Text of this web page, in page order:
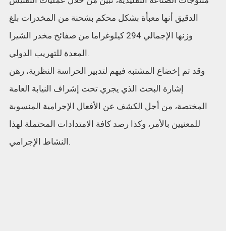
الدقيق أنها معبأة بشكل محكم بشحنة من المخدرات بلغ
وزنها الإجمالي 294 كيلوغراما من صفائح مخدر الشيرا
المعدة للتهريب الدولي.
وقد تم إخضاع المشتبه فيهم لتدبير الحراسة النظرية، رهن
إشارة البحث الذي يجري تحت إشراف النيابة العامة
المختصة، من أجل الكشف عن الأفعال الإجرامية المنسوبة
للمعنيين بالأمر، وكذا رصد كافة الامتدادات المحتملة لهذا
النشاط الإجرامي.